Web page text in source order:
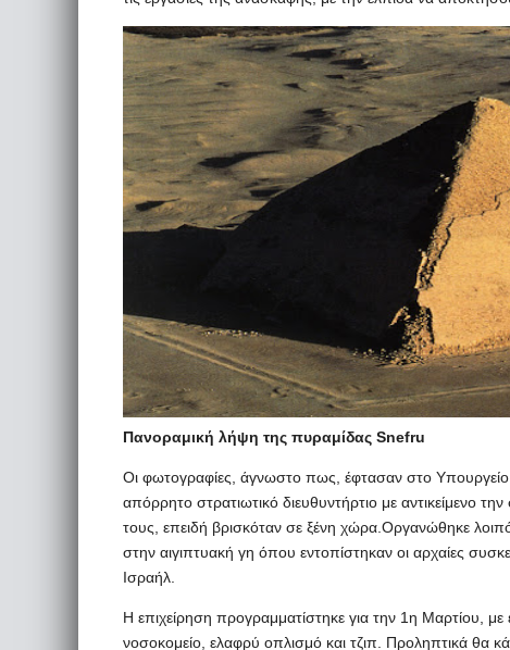
Πανοραμική λήψη της πυραμίδας Snefru
Οι φωτογραφίες, άγνωστο πως, έφτασαν στο
απόρρητο στρατιωτικό διευθυντήρτιο με αντικείμενο
τους, επειδή βρισκόταν σε ξένη χώρα.Οργανώθηκε
στην αιγιπτυακή γη όπου εντοπίστηκαν οι αρχαίες
Ισραήλ.
Η επιχείρηση προγραμματίστηκε για την 1η Μαρτίου,
νοσοκομείο, ελαφρύ οπλισμό και τζιπ. Προληπτικά